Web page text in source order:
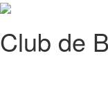
Club de